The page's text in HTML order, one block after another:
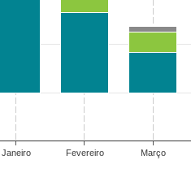
Janeiro Fevereiro Março